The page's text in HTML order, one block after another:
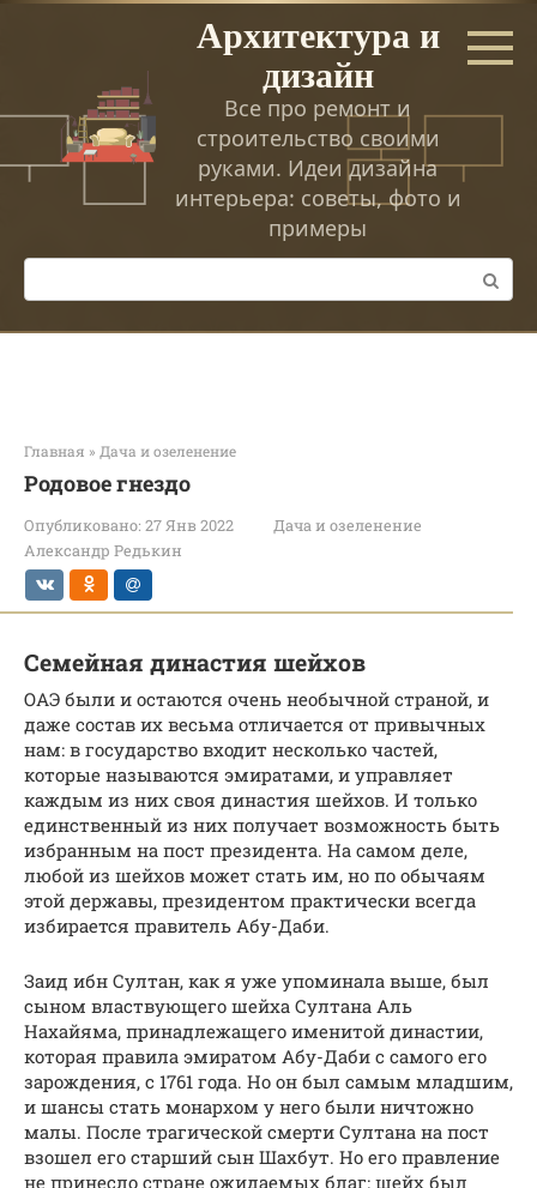
Перейти
Архитектура и
дизайн
Все про ремонт и
строительство своими
руками. Идеи дизайна
интерьера: советы, фото и
примеры
Поиск:
Главная » Дача и озеленение
Родовое гнездо
Опубликовано: 27 Янв 2022
Дача и озеленение
Александр Редькин
Семейная династия шейхов
ОАЭ были и остаются очень необычной страной, и
даже состав их весьма отличается от привычных
нам: в государство входит несколько частей,
которые называются эмиратами, и управляет
каждым из них своя династия шейхов. И только
единственный из них получает возможность быть
избранным на пост президента. На самом деле,
любой из шейхов может стать им, но по обычаям
этой державы, президентом практически всегда
избирается правитель Абу-Даби.
Заид ибн Султан, как я уже упоминала выше, был
сыном властвующего шейха Султана Аль
Нахайяма, принадлежащего именитой династии,
которая правила эмиратом Абу-Даби с самого его
зарождения, с 1761 года. Но он был самым младшим,
и шансы стать монархом у него были ничтожно
малы. После трагической смерти Султана на пост
взошел его старший сын Шахбут. Но его правление
не принесло стране ожидаемых благ: шейх был